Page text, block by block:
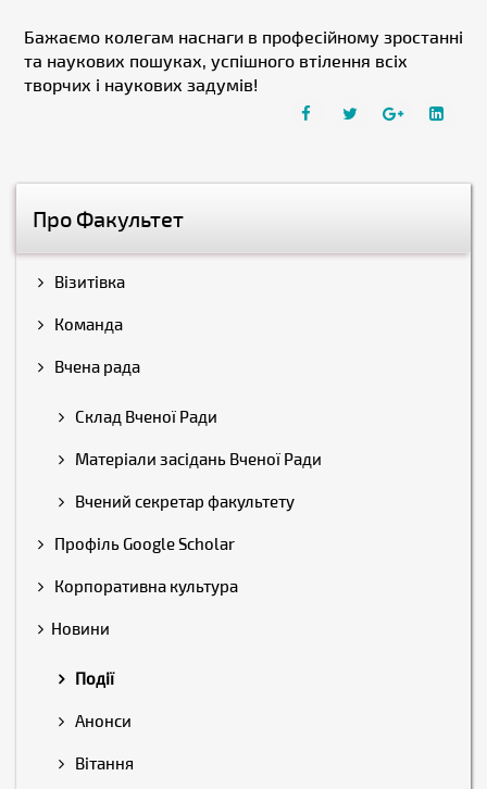
Про Факультет
Візитівка
Команда
Вчена рада
Склад Вченої Ради
Матеріали засідань Вченої Ради
Вчений секретар факультету
Профіль Google Scholar
Корпоративна культура
Новини
Події
Анонси
Вітання
Бажаємо колегам наснаги в професійному зростанні
та наукових пошуках, успішного втілення всіх
творчих і наукових задумів!